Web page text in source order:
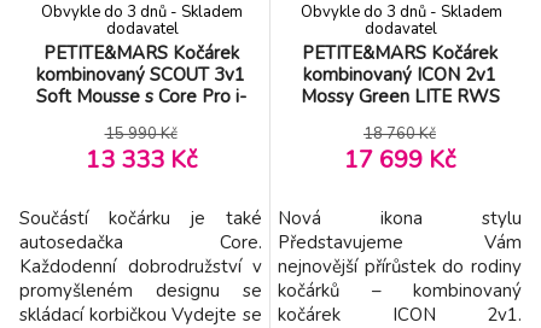
PETITE&MARS Kočárek
kombinovaný SCOUT 3v1
Soft Mousse s Core Pro i-
Obvykle do 3 dnů - Skladem
dodavatel
15 990 Kč
13 333 Kč
Součástí kočárku je také
autosedačka Core.
Každodenní dobrodružství v
promyšleném designu se
skládací korbičkou Vydejte se
PETITE&MARS Kočárek
kombinovaný ICON 2v1
Mossy Green LITE RWS
Obvykle do 3 dnů - Skladem
dodavatel
18 760 Kč
17 699 Kč
Nová ikona stylu
Představujeme Vám
nejnovější přírůstek do rodiny
kočárků – kombinovaný
kočárek ICON 2v1.